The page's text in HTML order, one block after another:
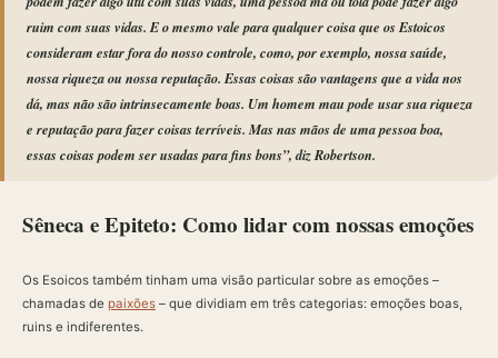
ruim com suas vidas. E o mesmo vale para qualquer coisa que os Estoicos
consideram estar fora do nosso controle, como, por exemplo, nossa saúde,
nossa riqueza ou nossa reputação. Essas coisas são vantagens que a vida nos
dá, mas não são intrinsecamente boas. Um homem mau pode usar sua riqueza
e reputação para fazer coisas terríveis. Mas nas mãos de uma pessoa boa,
essas coisas podem ser usadas para fins bons”, diz Robertson.
Sêneca e Epiteto: Como lidar com nossas emoções
Os Esoicos também tinham uma visão particular sobre as emoções –
chamadas de paixões – que dividiam em três categorias: emoções boas,
ruins e indiferentes.